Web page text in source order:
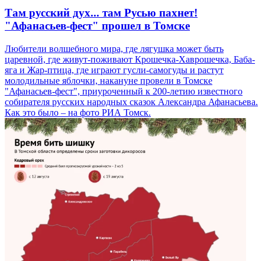
Там русский дух... там Русью пахнет!
"Афанасьев-фест" прошел в Томске
Любители волшебного мира, где лягушка может быть
царевной, где живут-поживают Крошечка-Хаврошечка, Баба-
яга и Жар-птица, где играют гусли-самогуды и растут
молодильные яблочки, накануне провели в Томске
"Афанасьев-фест", приуроченный к 200-летию известного
собирателя русских народных сказок Александра Афанасьева.
Как это было – на фото РИА Томск.